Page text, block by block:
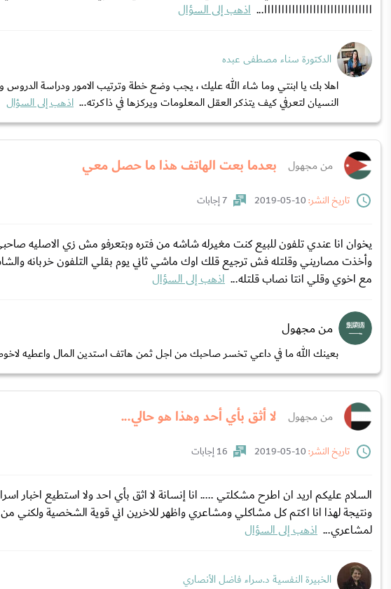
ااااااااااااااااااااااااااااااا... اذهب إلى السؤال
الدكتورة سناء مصطفى عبده
اهلا بك يا ابنتي وما شاء الله عليك ، يجب وضع خطة وترتيب الامور ودراسة الدروس
النسيان لتعرفي كيف يتذكر العقل المعلومات ويركزها في ذاكرته... اذهب إلى السؤال
من مجهول بعدما بعت الهاتف هذا ما حصل معي
تاريخ النشر:
7 إجابات
يخوان انا عندي تلفون للبيع كنت مغيرله شاشه من فتره وبتعرفو مش زي الاصليه
وأخذت مصاريني وقلتله فش ترجيع قلك اوك ماشي ثاني يوم بقلي التلفون خربانه
مع اخوي وقلي انتا نصاب قلتله... اذهب إلى السؤال
من مجهول
بعينك الله ما في داعي تخسر صاحبك من اجل ثمن هاتف استدين المال واعطيه
من مجهول لا أثق بأي أحد وهذا هو حالي...
تاريخ النشر:
16 إجابات
السلام عليكم اريد ان اطرح مشكلتي ..... انا إنسانة لا اثق بأي احد ولا استطيع اخبار
ونتيجة لهذا انا اكتم كل مشاكلي ومشاعري واظهر للاخرين اني قوية الشخصية ولكني
لمشاعري... اذهب إلى السؤال
الخبيرة النفسية د.سراء فاضل الأنصاري